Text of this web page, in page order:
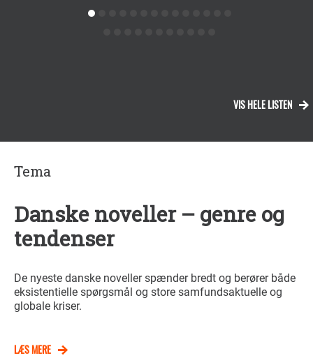
VIS HELE LISTEN
Tema
Danske noveller – genre og
tendenser
De nyeste danske noveller spænder bredt og berører både
eksistentielle spørgsmål og store samfundsaktuelle og
globale kriser.
LÆS MERE